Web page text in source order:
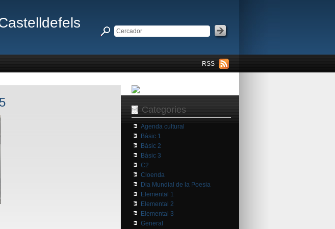
RSS
Categories
Agenda cultural
Bàsic 1
Bàsic 2
Bàsic 3
C2
Cloenda
Dia Mundial de la Poesia
Elemental 1
Elemental 2
Elemental 3
General